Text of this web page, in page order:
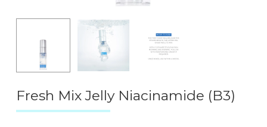
Fresh Mix Jelly Niacinamide (B3)